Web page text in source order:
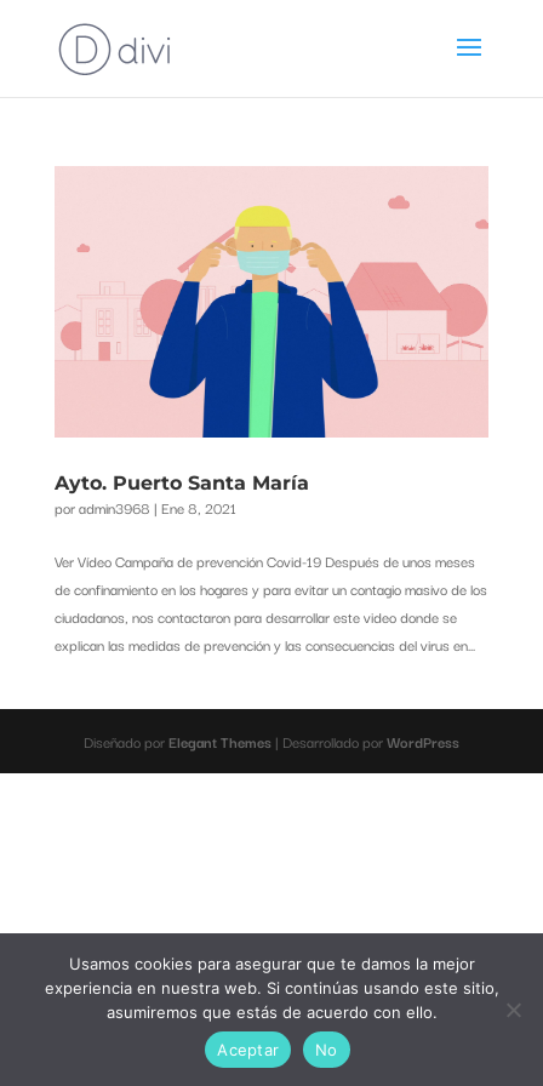
Ayto. Puerto Santa María
poradmin3968 | Ene 8, 2021
Ver Vídeo Campaña de prevención Covid-19 Después de unos meses
de confinamiento en los hogares y para evitar un contagio masivo de los
ciudadanos, nos contactaron para desarrollar este video donde se
explican las medidas de prevención y las consecuencias del virus en...
Diseñado por Elegant Themes| Desarrollado porWordPress
Usamos cookies para asegurar que te damos la mejor
experiencia en nuestra web. Si continúas usando este sitio,
asumiremos que estás de acuerdo con ello.
Aceptar
No